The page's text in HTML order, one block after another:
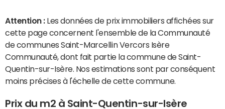
Attention : Les données de prix immobiliers affichées sur
cette page concernent l'ensemble de la Communauté
de communes Saint-Marcellin Vercors Isère
Communauté, dont fait partie la commune de Saint-
Quentin-sur-Isère. Nos estimations sont par conséquent
moins précises à l'échelle de cette commune.
Prix du m2 à Saint-Quentin-sur-Isère